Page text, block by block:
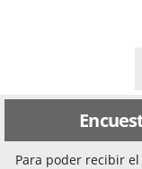
Para poder recibir